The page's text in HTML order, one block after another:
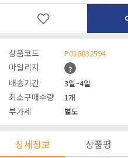
상품코드 P016832594
마일리지 ?
배송기간 3일~4일
최소구매수량 1개
부가세 별도
상세정보 상품평